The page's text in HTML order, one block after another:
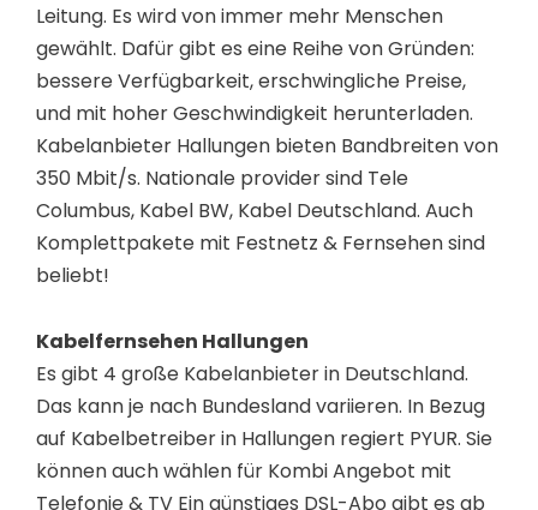
Leitung. Es wird von immer mehr Menschen
gewählt. Dafür gibt es eine Reihe von Gründen:
bessere Verfügbarkeit, erschwingliche Preise,
und mit hoher Geschwindigkeit herunterladen.
Kabelanbieter Hallungen bieten Bandbreiten von
350 Mbit/s. Nationale provider sind Tele
Columbus, Kabel BW, Kabel Deutschland. Auch
Komplettpakete mit Festnetz & Fernsehen sind
beliebt!
Kabelfernsehen Hallungen
Es gibt 4 große Kabelanbieter in Deutschland.
Das kann je nach Bundesland variieren. In Bezug
auf Kabelbetreiber in Hallungen regiert PYUR. Sie
können auch wählen für Kombi Angebot mit
Telefonie & TV Ein günstiges DSL-Abo gibt es ab